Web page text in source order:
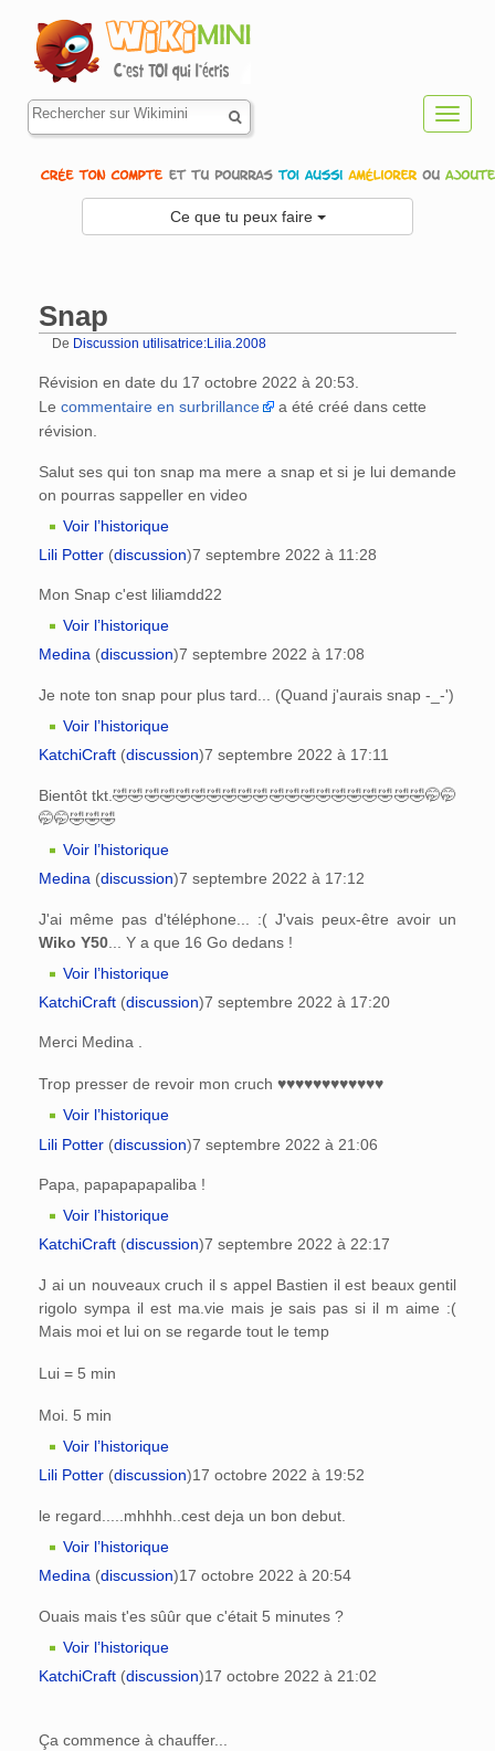
Ce que tu peux faire
Snap
De Discussion utilisatrice:Lilia.2008
Révision en date du 17 octobre 2022 à 20:53.
Le commentaire en surbrillance
a été créé dans cette
révision.
Salut ses qui ton snap ma mere a snap et si je lui demande
on pourras sappeller en video
Voir l’historique
Lili Potter (discussion)7 septembre 2022 à 11:28
Mon Snap c'est liliamdd22
Voir l’historique
Medina (discussion)7 septembre 2022 à 17:08
Je note ton snap pour plus tard... (Quand j'aurais snap -_-')
Voir l’historique
KatchiCraft (discussion)7 septembre 2022 à 17:11
Bientôt tkt.🤣🤣🤣🤣🤣🤣🤣🤣🤣🤣🤣🤣🤣🤣🤣🤣🤣🤣🤣🤣🤭🤭
🤭🤭🤣🤣🤣
Voir l’historique
Medina (discussion)7 septembre 2022 à 17:12
J'ai même pas d'téléphone... :( J'vais peux-être avoir un
Wiko Y50 ... Y a que 16 Go dedans !
Voir l’historique
KatchiCraft (discussion)7 septembre 2022 à 17:20
Merci Medina .
Trop presser de revoir mon cruch ♥♥♥♥♥♥♥♥♥♥♥♥
Voir l’historique
Lili Potter (discussion)7 septembre 2022 à 21:06
Papa, papapapapaliba !
Voir l’historique
KatchiCraft (discussion)7 septembre 2022 à 22:17
J ai un nouveaux cruch il s appel Bastien il est beaux gentil
rigolo sympa il est ma.vie mais je sais pas si il m aime :(
Mais moi et lui on se regarde tout le temp
Lui = 5 min
Moi. 5 min
Voir l’historique
Lili Potter (discussion)17 octobre 2022 à 19:52
le regard.....mhhhh..cest deja un bon debut.
Voir l’historique
Medina (discussion)17 octobre 2022 à 20:54
Ouais mais t'es sûûr que c'était 5 minutes ?
Voir l’historique
KatchiCraft (discussion)17 octobre 2022 à 21:02
Ça commence à chauffer...